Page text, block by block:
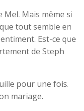
Mel. Mais même si
tout semble en
Est-ce que
de Steph
pour une fois.
mariage.